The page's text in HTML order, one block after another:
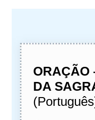
ORAÇÃO
DA